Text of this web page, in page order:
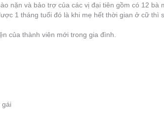
nặn và bảo trợ của các vị đại tiên gồm có 12 bà
1 tháng tuổi đó là khi mẹ hết thời gian ở cữ thì
của thành viên mới trong gia đình.
gái